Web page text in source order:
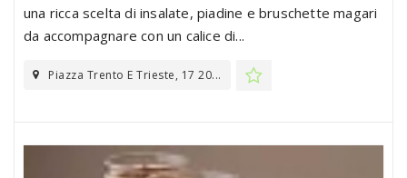
una ricca scelta di insalate, piadine e bruschette magari
da accompagnare con un calice di...
Piazza Trento E Trieste, 17 20...